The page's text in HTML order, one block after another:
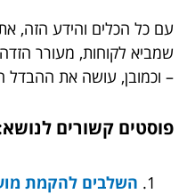
עם כל הכלים והידע הזה,
שמביא לקוחות, מעורר
– וכמובן, עושה את ההבדל
פוסטים קשורים
השלבים להקמת